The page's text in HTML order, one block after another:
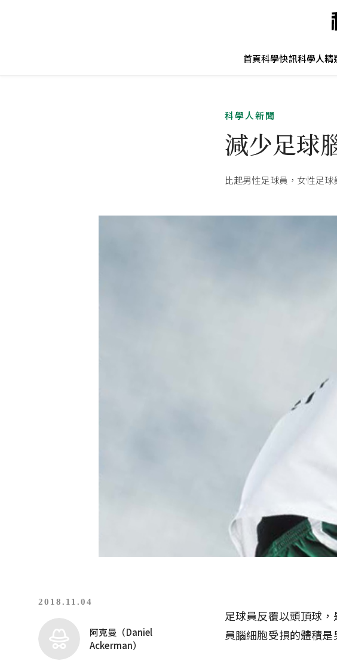
首頁科學快訊科學人精
科學人新聞
減少足球
比起男性足球員，女性足球
2018.11.04
阿克曼（Daniel
Ackerman）
足球員反覆以頭頂球
員腦細胞受損的體積是